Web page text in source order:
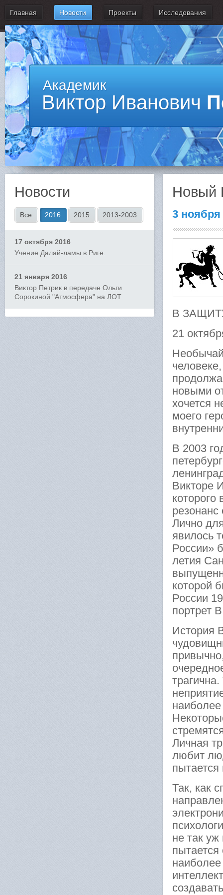
Главная Новости Проекты Исследования
Академик
Виктор Иванович
Новости
Все 2016 2015 2013-2003
17 октября 2016
Учение Далай-ламы в Риге.
21 января 2016
Виктор Петрик в передаче Ольги
Сорокиной "Атмосфера" на ЛОТ
Новый
3 ноября
В
21
новыми
хочется
моего
В 2003
Викторе
Лично
явилось
России»
летия
которой
России
портрет
История
Личная
любит
пытается
Так, как
не так уж